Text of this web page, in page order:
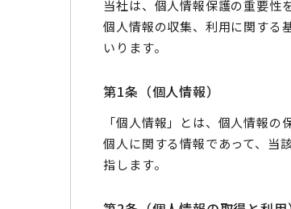
当社は、個人情報保護の重要性
個人情報の収集、利用に関する
いります。
第1条（個人情報）
「個人情報」とは、個人情報
個人に関する情報であって、当
指します。